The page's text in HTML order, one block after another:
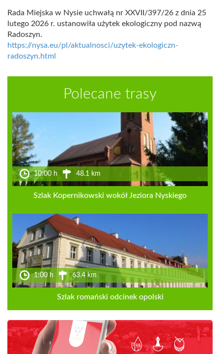
Rada Miejska w Nysie uchwałą nr XXVII/397/26 z dnia 25
lutego 2026 r. ustanowiła użytek ekologiczny pod nazwą
Radoszyn.
https://nysa.eu/pl/aktualnosci/uzytek-ekologiczn-
radoszyn.html
Polecane trasy
10:00 h 48.1 km
Szlak Kopernikowski wokół Jeziora Nyskiego
1:00 h 63.4 km
Szlak romański odcinek opolski